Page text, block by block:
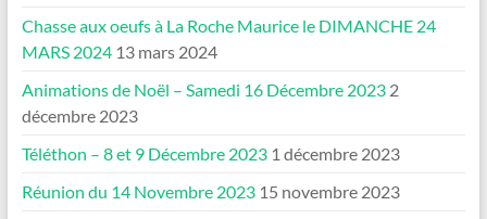
Chasse aux oeufs à La Roche Maurice le DIMANCHE 24
MARS 2024 13 mars 2024
Animations de Noël – Samedi 16 Décembre 2023 2
décembre 2023
Téléthon – 8 et 9 Décembre 2023 1 décembre 2023
Réunion du 14 Novembre 2023 15 novembre 2023